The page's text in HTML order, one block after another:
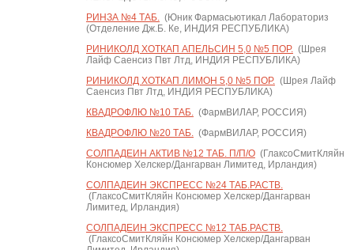
РИНЗА №4 ТАБ.(Юник Фармасьютикал Лабораториз
(Отделение Дж.Б. Ке, ИНДИЯ РЕСПУБЛИКА)
РИНИКОЛД ХОТКАП АПЕЛЬСИН 5,0 №5 ПОР.(Шрея
Лайф Саенсиз Пвт Лтд, ИНДИЯ РЕСПУБЛИКА)
РИНИКОЛД ХОТКАП ЛИМОН 5,0 №5 ПОР.(Шрея Лайф
Саенсиз Пвт Лтд, ИНДИЯ РЕСПУБЛИКА)
КВАДРОФЛЮ №10 ТАБ.(ФармВИЛАР, РОССИЯ)
КВАДРОФЛЮ №20 ТАБ.(ФармВИЛАР, РОССИЯ)
СОЛПАДЕИН АКТИВ №12 ТАБ. П/П/О(ГлаксоСмитКляйн
Консюмер Хелскер/Дангарван Лимитед, Ирландия)
СОЛПАДЕИН ЭКСПРЕСС №24 ТАБ.РАСТВ.
(ГлаксоСмитКляйн Консюмер Хелскер/Дангарван
Лимитед, Ирландия)
СОЛПАДЕИН ЭКСПРЕСС №12 ТАБ.РАСТВ.
(ГлаксоСмитКляйн Консюмер Хелскер/Дангарван